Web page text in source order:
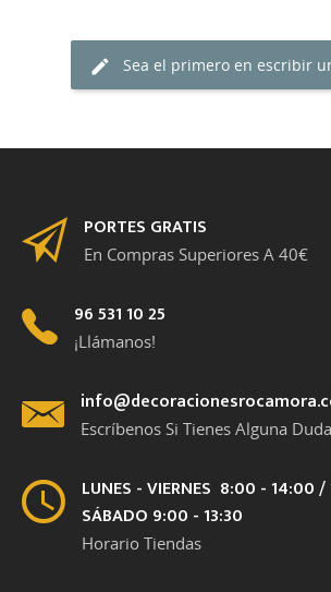
Sea el primero en escribir
PORTES GRATIS
En Compras Superiores A 40€
96 531 10 25
¡Llámanos!
Escríbenos Si Tienes Alguna Duda
LUNES - VIERNES 8:00 - 14:00
SÁBADO 9:00 - 13:30
Horario Tiendas